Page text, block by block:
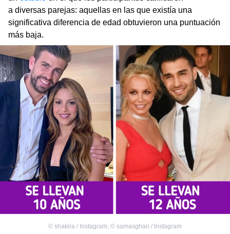
a diversas parejas: aquellas en las que existía una
significativa diferencia de edad obtuvieron una puntuación
más baja.
© shakira / Instagram, © samasghari / Instagram